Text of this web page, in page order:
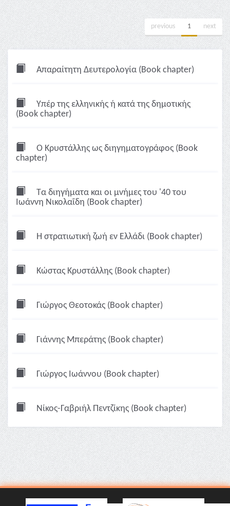
previous 1 next
Απαραίτητη Δευτερολογία (Book chapter)
Υπέρ της ελληνικής ή κατά της δημοτικής
(Book chapter)
Ο Κρυστάλλης ως διηγηματογράφος (Book
chapter)
Τα διηγήματα και οι μνήμες του '40 του
Ιωάννη Νικολαΐδη (Book chapter)
Η στρατιωτική ζωή εν Ελλάδι (Book chapter)
Κώστας Κρυστάλλης (Book chapter)
Γιώργος Θεοτοκάς (Book chapter)
Γιάννης Μπεράτης (Book chapter)
Γιώργος Ιωάννου (Book chapter)
Νίκος-Γαβριήλ Πεντζίκης (Book chapter)